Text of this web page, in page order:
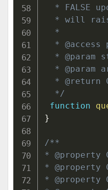
* FALSE
* will
  *
* @access
* @param
* @param
* @return
  */
function
}
/**
* @property
* @property
* @property